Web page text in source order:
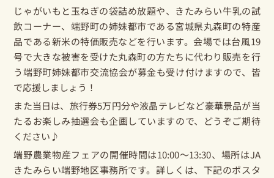
じゃがいも と玉ねぎの袋詰め放題や、 きたみらい牛乳の試
飲コーナー、端野町の姉妹都市である宮城県丸森町の特産
品である新米の特価販売などを行います。会場では台風19
号で大きな被害を受けた丸森町の方たちに代わり販売を行
う端野町姉妹都市交流協会が募金も受け付けますので、皆
で応援しましょう！
また当日は、旅行券5万円分や液晶テレビなど豪華景品が当
たるお楽しみ抽選会も企画していますので、どうぞご期待
ください♪
端野農業物産フェアの開催時間は10:00～13:30、場所はJA
きたみらい端野地区事務所です。詳しくは、下記のポスタ